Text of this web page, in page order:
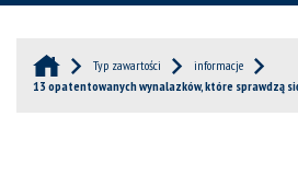
Typ zawartości
informacje
13 opatentowanych wynalazków, które sprawdzą